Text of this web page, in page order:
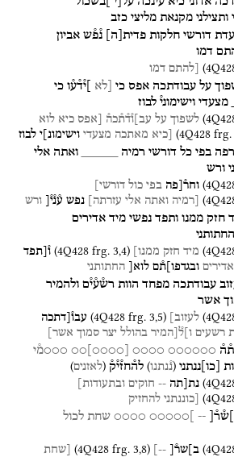
ותצילני מקנאת מליצי כזב
דורשי חלקות פדית ה נ֯פ֯ש אביון
דמו
( [להתם דמו
על עבודתכה אפס כי [לא ]י֯ד֯ע֯ו כי
מצעדי וישימוני֯ לבוז
( לשפוך על עב]ו֯ד֯ת֯כה֯ [אפס כיא לוא
(4Q428 frg. [כיא מאתכה מצעדי וישימונ]י לבוז
בפי כל דורשי רמיה ואתה אלי
ורש
( וחר֯[פה בפי כול דורשי]
( [רמיה ואתה אלי עזרתה] נפש ע֯נ֯י֯[ ורש
חזק ממנו ותפד נפשי מיד אדירים
החתותני
( מיד חזק ממנו] (4Q428 frg. 3,4)
ו֯[תפד
אדירים ובגדפו]ת֯ם לוא[ החתותני
עבודתכה מפחד הוות רש֯ע֯י֯ם ולהמיר
אשר
( לעזוב] (4Q428 frg. 3,5)
עבו֯[דתכה
רשעים ו]ל֯[המיר בהולל יצר סמוך אשר]
○○○○○○
○○○○
○○○○
○○ ○○○מ֯י
כו ננתני (נ֯נתנו) לה֯חז֯י֯ק֯ (לאזנים)
( נת[תה -- חוקים ובתעודות]
( [כוננתני להחזיק
ש֯ר֯[ --
]○○○○○
○○○○ שחת לכול
( ב]שר֯[ --]
(4Q428 frg. 3,8)
[שחת